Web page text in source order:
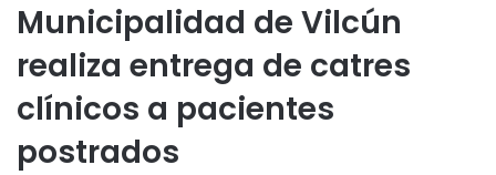
Municipalidad de Vilcún
realiza entrega de catres
clínicos a pacientes
postrados